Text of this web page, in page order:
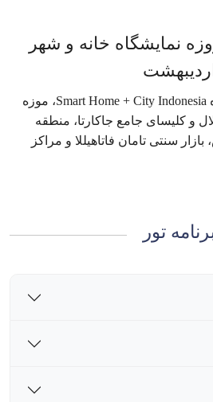
نمایشگاه خانه و شهر
بازدید تخصصی از نمایشگاه Smart Home + City Indonesia، موزه
و کلیسای جامع جاکارتا، منطقه
سنتی تامان فاتا‌هیللا و مراکز
تور